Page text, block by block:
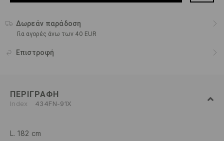
Δωρεάν παράδοση
Για αγορές άνω των 40 EUR
Επιστροφή
ΠΕΡΙΓΡΑΦΉ
Index 434FN-91X
L. 182 cm